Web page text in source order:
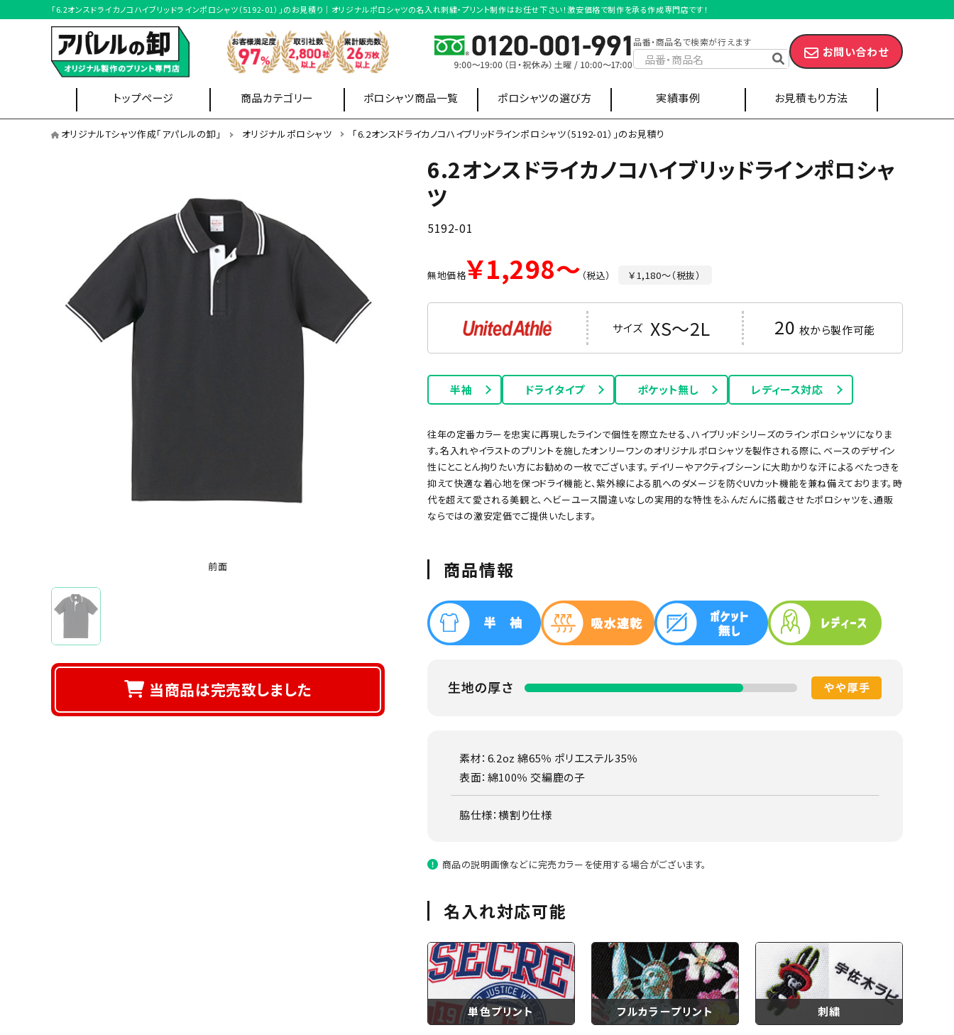
「6.2オンスドライカノコハイブリッドラインポロシャツ（5192-01）」のお見積り｜オリジナルポロシャツの名入れ刺繍・プリント制作はお任せ下さい！激安価格で制作を承る作成専門店です！
品番・商品名で検索が行えます
お問い合わせ
トップページ 商品カテゴリー ポロシャツ商品一覧
ポロシャツの選び方
オフィス制服 スポーツ・部活
オリジナルポロシャツを形状から選ぶ
半袖ポロシャツ 長袖ポロシャツ ボタンダウンポロシャツ
ポケット無しポロシャツ
オリジナルポロシャツを機能から選ぶ
オリジナルポロシャツを本体カラーから選ぶ
ブラック ネイビー オレンジ ピンク パープル サックス イエロー
実績事例 お見積もり方法
オリジナルTシャツ作成「アパレルの卸」 オリジナルポロシャツ 「6.2オンスドライカノコハイブリッドラインポロシャツ（5192-01）」のお見積り
前面
当商品は完売致しました
6.2オンスドライカノコハイブリッドラインポロシャ
ツ
5192-01
無地価格￥1,298～ （税込） ￥1,180～（税抜）
サイズ XS～2L 20 枚から製作可能
半袖 ドライタイプ ポケット無し レディース対応
往年の定番カラーを忠実に再現したラインで個性を際立たせる、ハイブリッドシリーズのラインポロシャツになりま
す。名入れやイラストのプリントを施したオンリーワンのオリジナルポロシャツを製作される際に、ベースのデザイン
性にとことん拘りたい方にお勧めの一枚でございます。デイリーやアクティブシーンに大助かりな汗によるべたつきを
抑えて快適な着心地を保つドライ機能と、紫外線による肌へのダメージを防ぐUVカット機能を兼ね備えております。時
代を超えて愛される美観と、ヘビーユース間違いなしの実用的な特性をふんだんに搭載させたポロシャツを、通販
ならではの激安定価でご提供いたします。
商品情報
素材：6.2oz 綿65％ ポリエステル35％
表面：綿100％ 交編鹿の子
脇仕様：横割り仕様
商品の説明画像などに完売カラーを使用する場合がございます。
名入れ対応可能
単色プリント フルカラープリント 刺繍